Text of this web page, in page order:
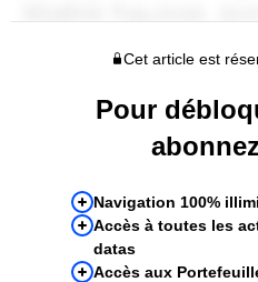
Cet article est
Pour
Navigation 100%
Accès à toutes les
datas
Accès aux